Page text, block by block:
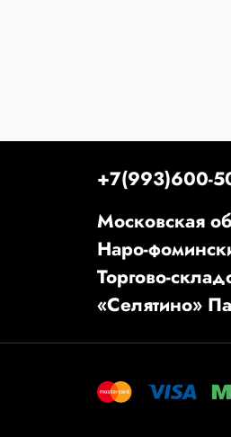
+7(993)600-
Московская
Наро-
Торгово-
«Селятино»